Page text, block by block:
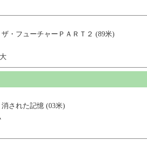
・フューチャーＰＡＲＴ２ (89米)
された記憶 (03米)